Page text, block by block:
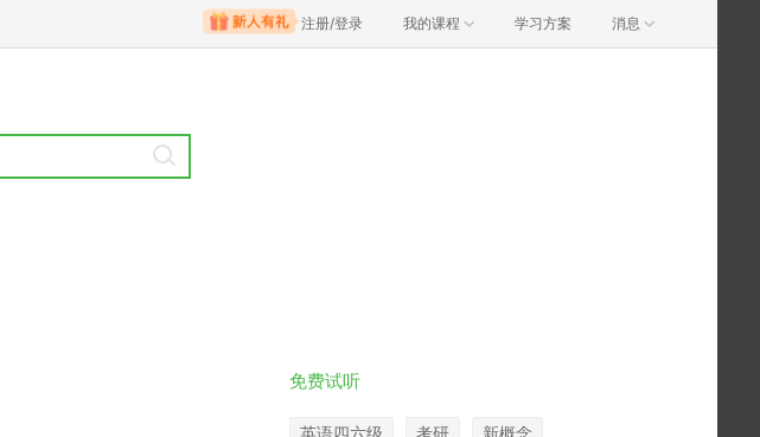
注册/登录 我的课程 学习方案 消息
免费试听
英语四六级 考研 新概念